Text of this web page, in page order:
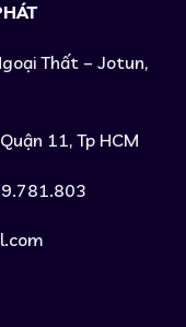
Thất – Jotun,
11, Tp HCM